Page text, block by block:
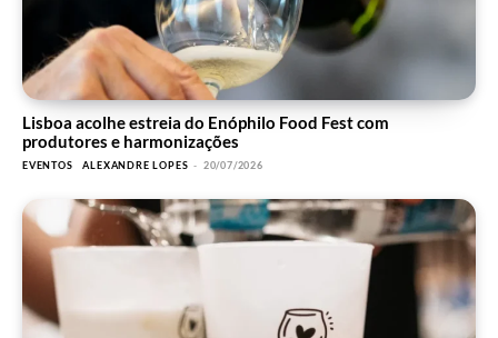
Lisboa acolhe estreia do Enóphilo Food Fest com
produtores e harmonizações
EVENTOS ALEXANDRE LOPES - 20/07/2026